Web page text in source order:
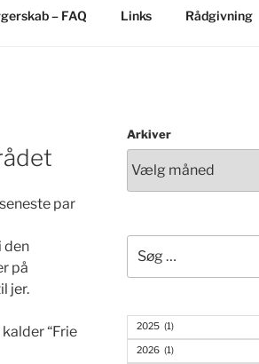
– FAQ Links Rådgivning
par
den
på
jer.
“Frie
Arkiver
efter:
2025 (1)
2026 (1)